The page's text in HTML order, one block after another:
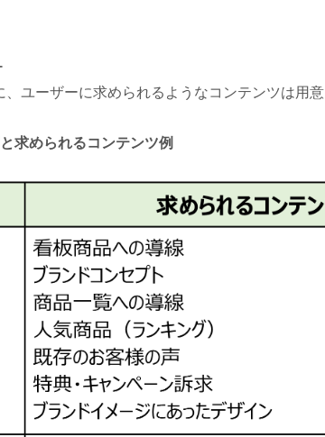
ユーザーに求められるようなコンテンツは用
求められるコンテンツ例